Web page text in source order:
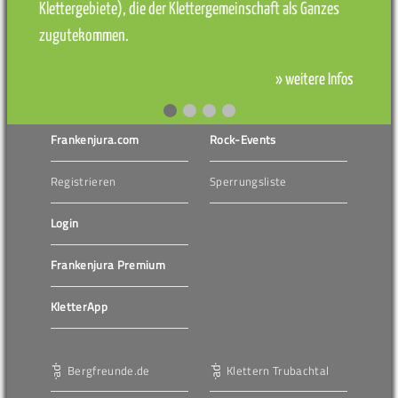
Klettergebiete), die der Klettergemeinschaft als Ganzes
zugutekommen.
» weitere Infos
Frankenjura.com
Registrieren
Login
Frankenjura Premium
KletterApp
Rock-Events
Sperrungsliste
Bergfreunde.de Klettern Trubachtal